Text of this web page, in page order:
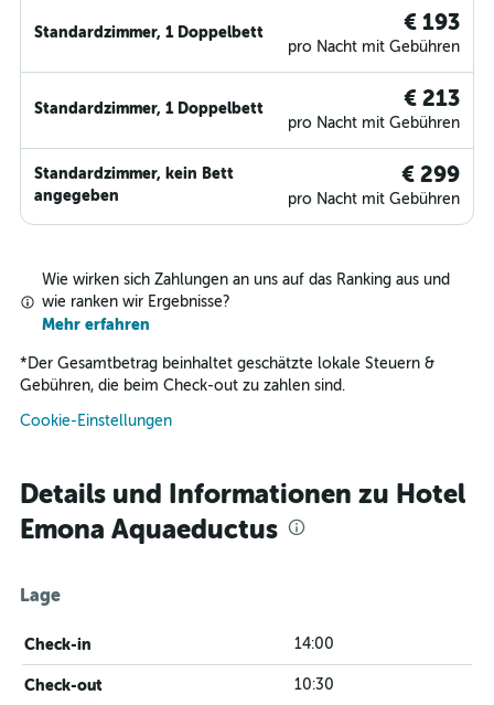
Standardzimmer, 1 Doppelbett € 193
pro Nacht mit Gebühren
Standardzimmer, 1 Doppelbett € 213
pro Nacht mit Gebühren
Standardzimmer, kein Bett
angegeben
€ 299
pro Nacht mit Gebühren
Wie wirken sich Zahlungen an uns auf das Ranking aus und
wie ranken wir Ergebnisse?
Mehr erfahren
* Der Gesamtbetrag beinhaltet geschätzte lokale Steuern &
Gebühren, die beim Check-out zu zahlen sind.
Cookie-Einstellungen
Details und Informationen zu Hotel
Emona Aquaeductus
Lage
Check-in 14:00
Check-out 10:30